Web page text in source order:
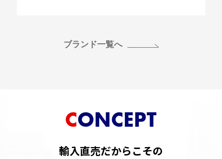
ブランド一覧へ
CONCEPT
輸入直売だからこその